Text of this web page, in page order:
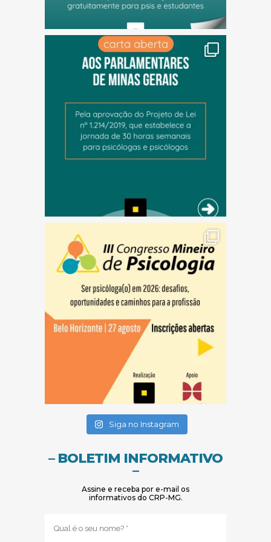
Siga no Instagram
– BOLETIM INFORMATIVO
–
Assine e receba por e-mail os
informativos do CRP-MG.